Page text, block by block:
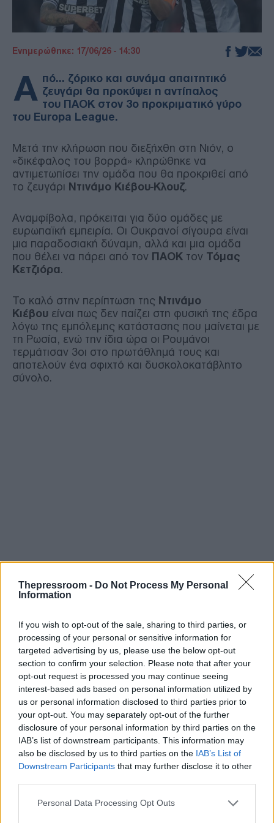
Thepressroom - Do Not Process My Personal
Information
If you wish to opt-out of the sale, sharing to third parties, or
processing of your personal or sensitive information for
targeted advertising by us, please use the below opt-out
section to confirm your selection. Please note that after your
opt-out request is processed you may continue seeing
interest-based ads based on personal information utilized by
us or personal information disclosed to third parties prior to
your opt-out. You may separately opt-out of the further
disclosure of your personal information by third parties on the
IAB’s list of downstream participants. This information may
also be disclosed by us to third parties on the IAB’s List of
Downstream Participants that may further disclose it to other
Please note that this website/app uses one or more Google
Personal Data Processing Opt Outs
Ενημερώθηκε: 17/06/26 - 14:30
Α πό… ζόρικο και συνάμα απαιτητικό
ζευγάρι θα προκύψει η αντίπαλος
του ΠΑΟΚ στον 3ο προκριματικό γύρο
του Europa League.
Μετά την κλήρωση που διεξήχθη στη Νιόν, ο
«δικέφαλος του βορρά» κληρώθηκε να
αντιμετωπίσει την ομάδα που θα προκριθεί από
το ζευγάρι Ντινάμο Κιέβου-Κλουζ.
Αναμφίβολα, πρόκειται για δύο ομάδες με
ευρωπαϊκή εμπειρία. Οι Ουκρανοί σίγουρα είναι
μια παραδοσιακή δύναμη, αλλά και μια ομάδα
που θέλει να πάρει από τον ΠΑΟΚ τον Τόμας
Κετζιόρα.
To καλό στην περίπτωση της Ντινάμο
Κιέβου είναι πως δεν παίζει στη φυσική της έδρα
λόγω της εμπόλεμης κατάστασης που μαίνεται με
τη Ρωσία, ενώ την ίδια ώρα οι Ρουμάνοι
τερμάτισαν 3οι στο πρωτάθλημά τους και
αποτελούν ένα σφιχτό και δυσκολοκατάβλητο
σύνολο.
Το αντάμωμα μεταξύ Ντινάμο Κιέβου και Κλουζ
θα γίνει στις 09/07 στην Πολωνία και η ρεβάνς